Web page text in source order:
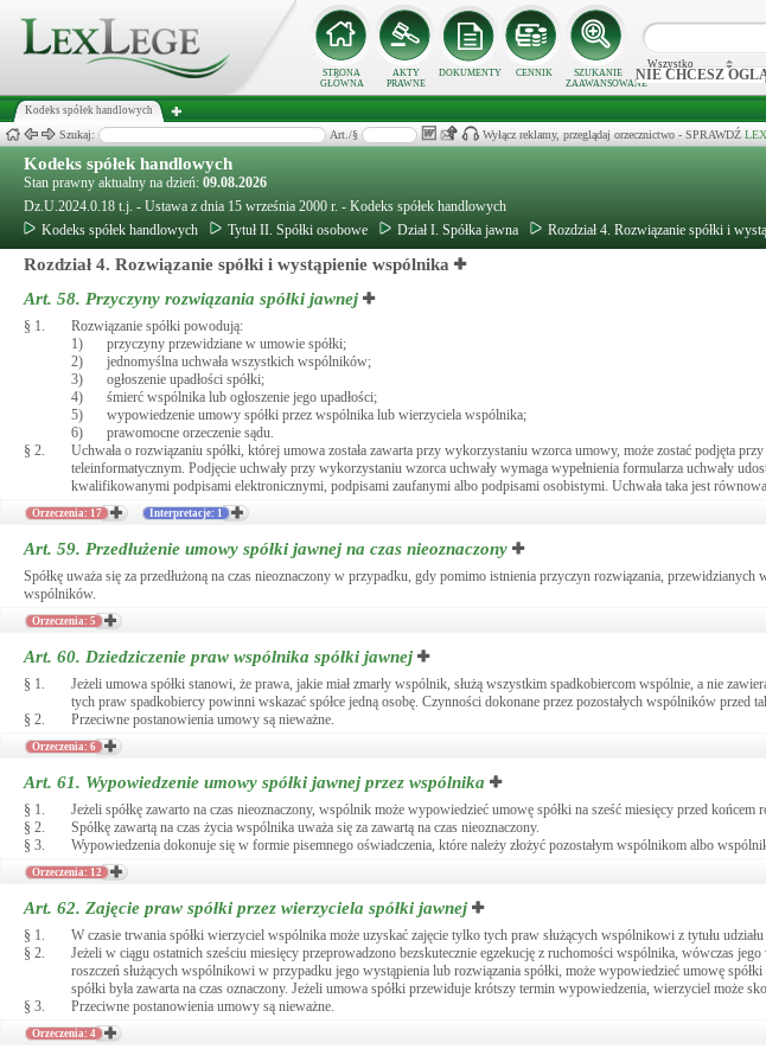
STRONA
GŁÓWNA
AKTY
PRAWNE
DOKUMENTY CENNIK
SZUKANIE
ZAAWANSOWANE
Wszystko
NIE CHCESZ
Kodeks spółek handlowych
Szukaj: Art./§ Wyłącz reklamy, przeglądaj orzecznictwo - SPRAWDŹ
Kodeks spółek handlowych
Stan prawny aktualny na dzień: 09.08.2026
Dz.U.2024.0.18 t.j. - Ustawa z dnia 15 września 2000 r. - Kodeks spółek handlowych
Kodeks spółek handlowych
Tytuł II. Spółki osobowe Dział I. Spółka jawna Rozdział 4. Rozwiązanie spółki i
Rozdział 4. Rozwiązanie spółki i wystąpienie wspólnika
Art. 58. Przyczyny rozwiązania spółki jawnej
§ 1.
Rozwiązanie spółki powodują:
1)
przyczyny przewidziane w umowie spółki;
2)
jednomyślna uchwała wszystkich wspólników;
3)
ogłoszenie upadłości spółki;
4)
śmierć wspólnika lub ogłoszenie jego upadłości;
5)
wypowiedzenie umowy spółki przez wspólnika lub wierzyciela wspólnika;
6)
prawomocne orzeczenie sądu.
§ 2.
Uchwała o rozwiązaniu spółki, której umowa została zawarta przy wykorzystaniu wzorca umowy, może zostać podjęta
teleinformatycznym. Podjęcie uchwały przy wykorzystaniu wzorca uchwały wymaga wypełnienia formularza uchwały
kwalifikowanymi podpisami elektronicznymi, podpisami zaufanymi albo podpisami osobistymi. Uchwała taka jest
Orzeczenia: 17 Interpretacje: 1
Art. 59. Przedłużenie umowy spółki jawnej na czas nieoznaczony
Spółkę uważa się za przedłużoną na czas nieoznaczony w przypadku, gdy pomimo istnienia przyczyn rozwiązania,
wspólników.
Orzeczenia: 5
Art. 60. Dziedziczenie praw wspólnika spółki jawnej
§ 1.
Jeżeli umowa spółki stanowi, że prawa, jakie miał zmarły wspólnik, służą wszystkim spadkobiercom wspólnie, a nie
tych praw spadkobiercy powinni wskazać spółce jedną osobę. Czynności dokonane przez pozostałych wspólników przed
§ 2.
Przeciwne postanowienia umowy są nieważne.
Orzeczenia: 6
Art. 61. Wypowiedzenie umowy spółki jawnej przez wspólnika
§ 1.
Jeżeli spółkę zawarto na czas nieoznaczony, wspólnik może wypowiedzieć umowę spółki na sześć miesięcy przed końcem
§ 2.
Spółkę zawartą na czas życia wspólnika uważa się za zawartą na czas nieoznaczony.
§ 3.
Wypowiedzenia dokonuje się w formie pisemnego oświadczenia, które należy złożyć pozostałym wspólnikom albo
Orzeczenia: 12
Art. 62. Zajęcie praw spółki przez wierzyciela spółki jawnej
§ 1.
W czasie trwania spółki wierzyciel wspólnika może uzyskać zajęcie tylko tych praw służących wspólnikowi z tytułu
§ 2.
Jeżeli w ciągu ostatnich sześciu miesięcy przeprowadzono bezskutecznie egzekucję z ruchomości wspólnika, wówczas
roszczeń służących wspólnikowi w przypadku jego wystąpienia lub rozwiązania spółki, może wypowiedzieć umowę
spółki była zawarta na czas oznaczony. Jeżeli umowa spółki przewiduje krótszy termin wypowiedzenia, wierzyciel może
§ 3.
Przeciwne postanowienia umowy są nieważne.
Orzeczenia: 4